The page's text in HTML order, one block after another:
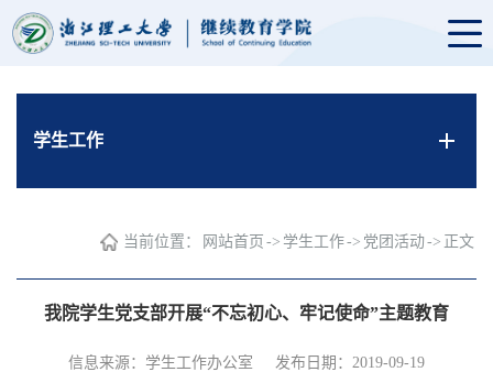
学生工作
当前位置： 网站首页 -> 学生工作-> 党团活动-> 正文
我院学生党支部开展“不忘初心、牢记使命”主题教育
信息来源：学生工作办公室
发布日期：2019-09-19